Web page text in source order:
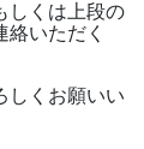
しくは上段の
いただく
しくお願いい